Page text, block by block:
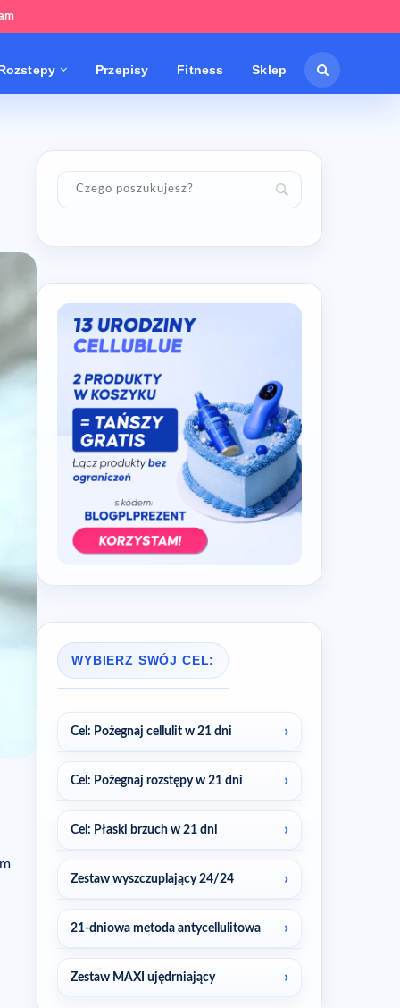
Przepisy Fitness Sklep
WYBIERZ SWÓJ CEL:
Cel: Pożegnaj cellulit w 21 dni
Cel: Pożegnaj rozstępy w 21 dni
Cel: Płaski brzuch w 21 dni
Zestaw wyszczuplający 24/24
21-dniowa metoda antycellulitowa
Zestaw MAXI ujędrniający